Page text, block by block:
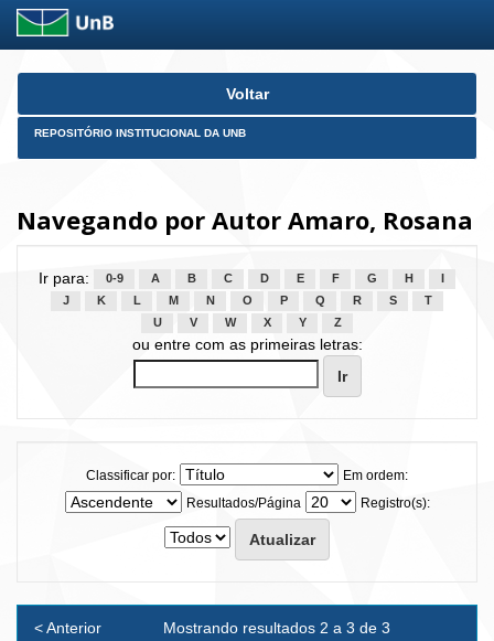
Skip
Voltar
REPOSITÓRIO INSTITUCIONAL DA UNB
Navegando por Autor Amaro, Rosana
Ir para: 0-9 A B C D E F G H
J
K L M N O P Q R S
T
U
V W X Y Z
ou entre com as primeiras letras:
Classificar por:
Em ordem:
Resultados/Página
Registro(s):
Mostrando resultados 2 a 3 de 3
< Anterior